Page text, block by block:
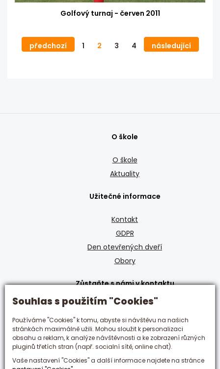
Souhlas s použitím "Cookies"
Používáme "Cookies" k tomu, abyste si návštěvu na našich
stránkách maximálně užili. Mohou sloužit k personalizaci
obsahu a reklam, k analýze návštěvnosti a ke zobrazení různých
pluginů třetích stran (např. socialní sítě, online chat).
Vaše nastavení "Cookies" a další informace najdete na stránce
Golfový turnaj - červen 2011
předchozí 1 2 3 4 následující
O škole
O škole
Aktuality
Užitečné informace
Kontakt
GDPR
Den otevřených dveří
Obory
Zůstaňte s námi v kontaktu
+420 495 592 288
hotelovka@hotelovka.cz
Československé armády 274/55,
500 03 Hradec Králové